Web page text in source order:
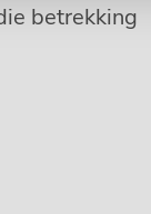
betrekking